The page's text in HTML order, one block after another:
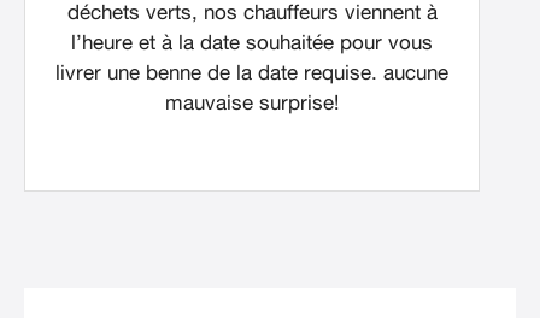
déchets verts, nos chauffeurs viennent à
l’heure et à la date souhaitée pour vous
livrer une benne de la date requise. aucune
mauvaise surprise!